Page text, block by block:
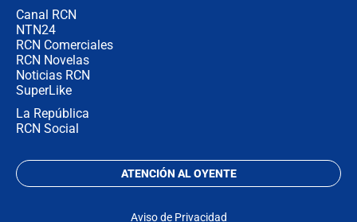
Canal RCN
NTN24
RCN Comerciales
RCN Novelas
Noticias RCN
SuperLike
La República
RCN Social
ATENCIÓN AL OYENTE
Aviso de Privacidad